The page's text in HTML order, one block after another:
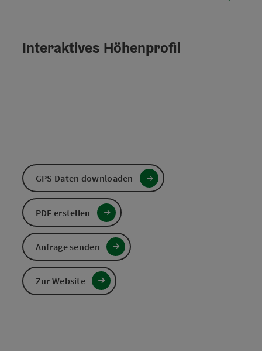
Interaktives Höhenprofil
GPS Daten downloaden
PDF erstellen
Anfrage senden
Zur Website